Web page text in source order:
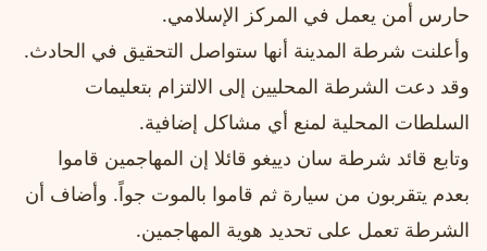
حارس أمن يعمل في المركز الإسلامي.
وأعلنت شرطة المدينة أنها ستواصل التحقيق في الحادث.
وقد دعت الشرطة المحليين إلى الالتزام بتعليمات
السلطات المحلية لمنع أي مشاكل إضافية.
وتابع قائد شرطة سان دييغو قائلا إن المهاجمين قاموا
بعدم يتقربون من سيارة ثم قاموا بالموت جواً. وأضاف أن
الشرطة تعمل على تحديد هوية المهاجمين.